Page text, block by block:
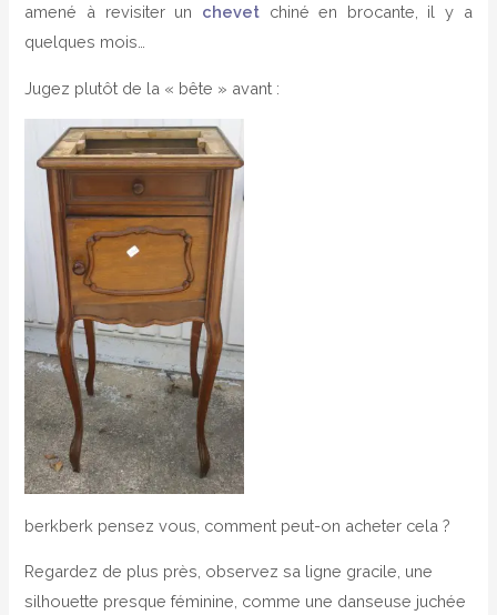
amené à revisiter un chevetchiné en brocante, il y a
quelques mois…
Jugez plutôt de la « bête » avant :
berkberk pensez vous, comment peut-on acheter cela ?
Regardez de plus près, observez sa ligne gracile, une
silhouette presque féminine, comme une danseuse juchée